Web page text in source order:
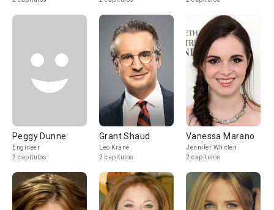
Peggy Dunne
Engineer
2 capítulos
Grant Shaud
Leo Krane
2 capítulos
Vanessa Marano
Jennifer Whitten
2 capítulos